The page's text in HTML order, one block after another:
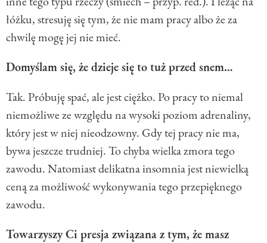
łóżku, stresuję się tym, że nie mam pracy albo że za
chwilę mogę jej nie mieć.
Domyślam się, że dzieje się to tuż przed snem…
Tak. Próbuję spać, ale jest ciężko. Po pracy to niemal
niemożliwe ze względu na wysoki poziom adrenaliny,
który jest w niej nieodzowny. Gdy tej pracy nie ma,
bywa jeszcze trudniej. To chyba wielka zmora tego
zawodu. Natomiast delikatna insomnia jest niewielką
ceną za możliwość wykonywania tego przepięknego
zawodu.
Towarzyszy Ci presja związana z tym, że masz